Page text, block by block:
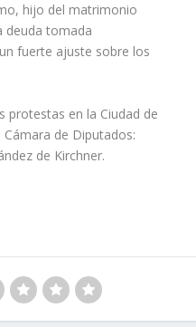
hijo del matrimonio
deuda tomada
fuerte ajuste sobre los
protestas en la Ciudad de
de Diputados:
de Kirchner.